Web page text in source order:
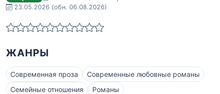
23.05.2026 (обн. 06.08.2026)
ЖАНРЫ
Современная проза
Современные любовные романы
Семейные отношения
Романы